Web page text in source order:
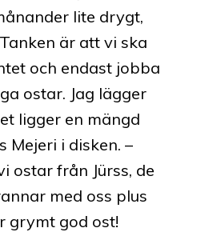
lite drygt,
är att vi ska
och endast jobba
ostar. Jag lägger
ligger en mängd
Mejeri i disken. –
ostar från Jürss, de
med oss plus
grymt god ost!